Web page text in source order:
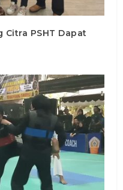
Citra PSHT Dapat